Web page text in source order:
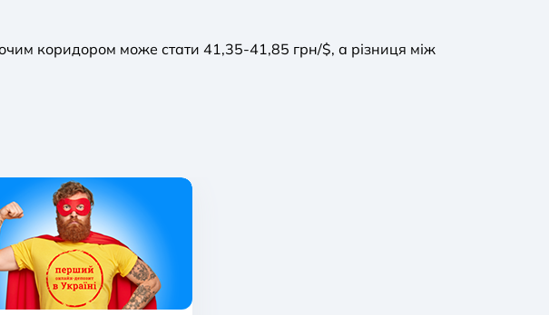
коридором може стати 41,35-41,85 грн/$, а різниця між